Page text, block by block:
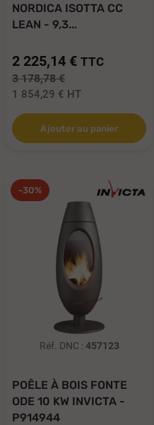
NORDICA ISOTTA CC
LEAN - 9,3...
2 225,14 € TTC
3 178,78 €
1 854,29 € HT
Ajouter au panier
-30%
Réf. DNC : 457123
POÊLE À BOIS FONTE
ODE 10 KW INVICTA -
P914944